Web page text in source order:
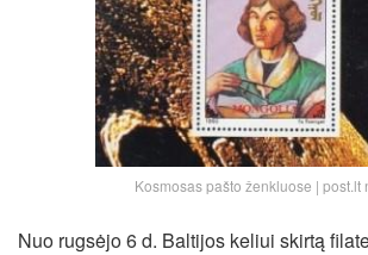
Kosmosas pašto ženkluose | post.lt
Nuo rugsėjo 6 d. Baltijos keliui skirtą